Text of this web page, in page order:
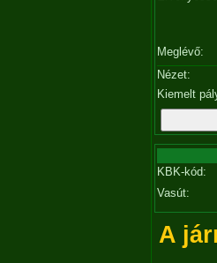
Meglévő:
Nézet:
Kiemelt
KBK-kód:
Vasút:
A